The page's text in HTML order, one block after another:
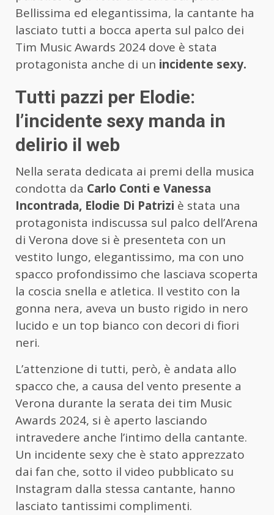
Bellissima ed elegantissima, la cantante ha
lasciato tutti a bocca aperta sul palco dei
Tim Music Awards 2024 dove è stata
protagonista anche di un incidente sexy.
Tutti pazzi per Elodie:
l’incidente sexy manda in
delirio il web
Nella serata dedicata ai premi della musica
condotta da Carlo Conti e Vanessa
Incontrada, Elodie Di Patrizi è stata una
protagonista indiscussa sul palco dell’Arena
di Verona dove si è presenteta con un
vestito lungo, elegantissimo, ma con uno
spacco profondissimo che lasciava scoperta
la coscia snella e atletica. Il vestito con la
gonna nera, aveva un busto rigido in nero
lucido e un top bianco con decori di fiori
neri.
L’attenzione di tutti, però, è andata allo
spacco che, a causa del vento presente a
Verona durante la serata dei tim Music
Awards 2024, si è aperto lasciando
intravedere anche l’intimo della cantante.
Un incidente sexy che è stato apprezzato
dai fan che, sotto il video pubblicato su
Instagram dalla stessa cantante, hanno
lasciato tantissimi complimenti.